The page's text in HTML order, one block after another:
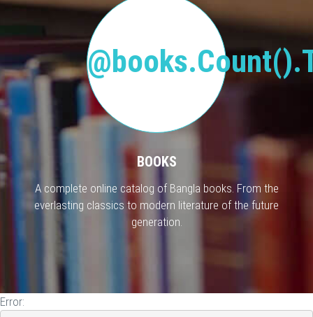
BOOKS
A complete online catalog of Bangla books. From the
everlasting classics to modern literature of the future
generation.
Error: